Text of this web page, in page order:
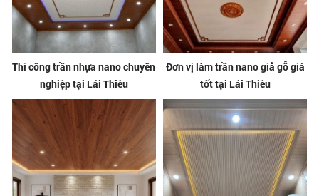
Thi công trần nhựa nano chuyên
nghiệp tại Lái Thiêu
Đơn vị làm trần nano giả gỗ giá
tốt tại Lái Thiêu